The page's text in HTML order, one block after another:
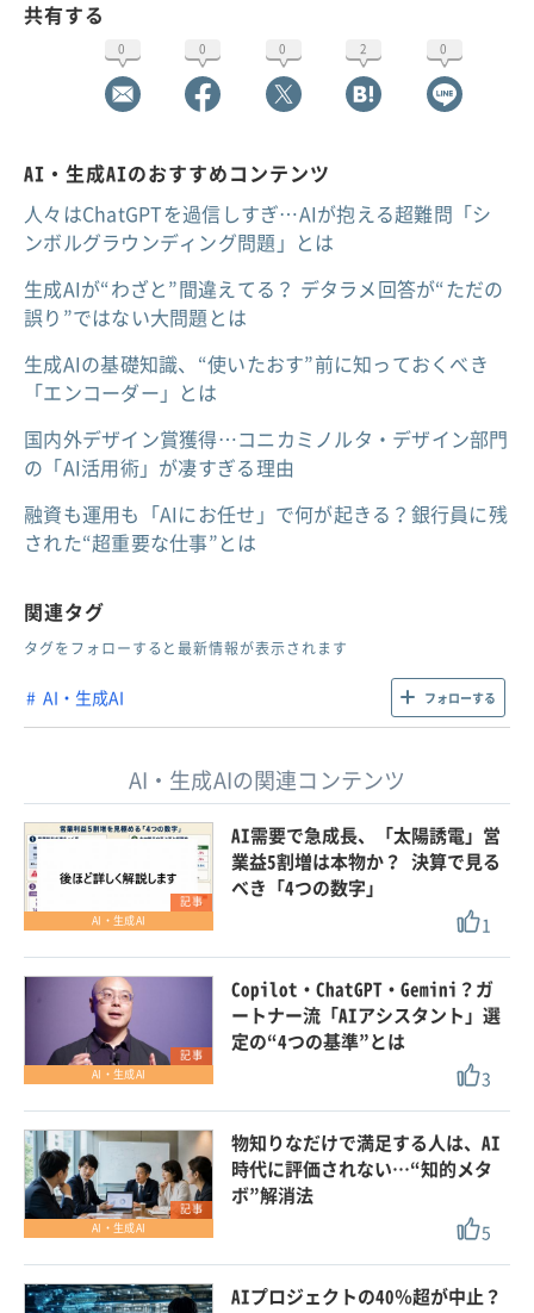
共有する
0 0 0 2 0
AI・生成AIのおすすめコンテンツ
人々はChatGPTを過信しすぎ…AIが抱える超難問「シ
ンボルグラウンディング問題」とは
生成AIが“わざと”間違えてる？ デタラメ回答が“ただの
誤り”ではない大問題とは
生成AIの基礎知識、“使いたおす”前に知っておくべき
「エンコーダー」とは
国内外デザイン賞獲得…コニカミノルタ・デザイン部門
の「AI活用術」が凄すぎる理由
融資も運用も「AIにお任せ」で何が起きる？銀行員に残
された“超重要な仕事”とは
関連タグ
タグをフォローすると最新情報が表示されます
AI・生成AI フォローする
AI・生成AIの関連コンテンツ
記事
AI・生成AI
AI需要で急成長、「太陽誘電」営
業益5割増は本物か？ 決算で見る
べき「4つの数字」
1
記事
AI・生成AI
Copilot・ChatGPT・Gemini？ガ
ートナー流「AIアシスタント」選
定の“4つの基準”とは
3
記事
AI・生成AI
物知りなだけで満足する人は、AI
時代に評価されない…“知的メタ
ボ”解消法
5
AIプロジェクトの40％超が中止？